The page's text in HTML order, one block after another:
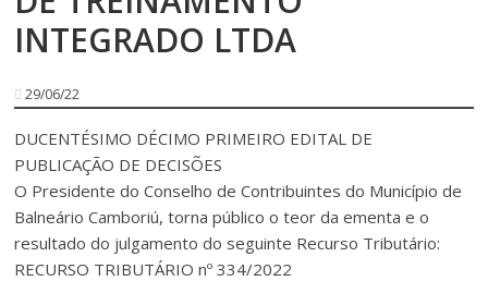
INTEGRADO LTDA
29/06/22
DUCENTÉSIMO DÉCIMO PRIMEIRO EDITAL DE
PUBLICAÇÃO DE DECISÕES
O Presidente do Conselho de Contribuintes do Município de
Balneário Camboriú, torna público o teor da ementa e o
resultado do julgamento do seguinte Recurso Tributário:
RECURSO TRIBUTÁRIO nº 334/2022